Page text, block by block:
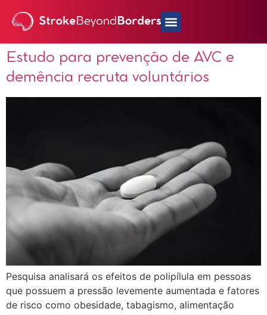
Estudo para prevenção de AVC e
demência recruta voluntários
Pesquisa analisará os efeitos de polipílula em pessoas
que possuem a pressão levemente aumentada e fatores
de risco como obesidade, tabagismo, alimentação